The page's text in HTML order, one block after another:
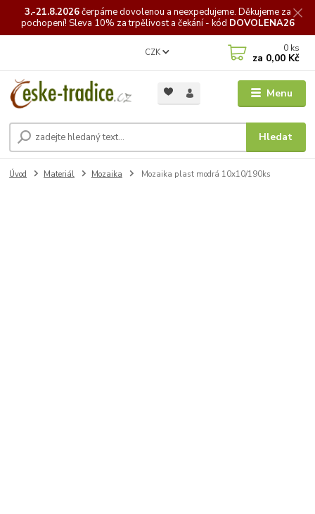
3.-21.8.2026čerpámedovolenou a neexpedujeme. Děkujeme za
pochopení! Sleva 10% za trpělivost a čekání - kód DOVOLENA26
Menu
CZK
Hledat
0 ks
za 0,00 Kč
Úvod Materiál Mozaika Mozaika plast modrá 10x10/190ks